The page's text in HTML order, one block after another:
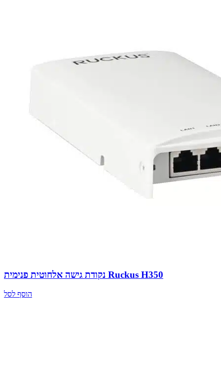
נקודת גישה אלחוטית פנימית Ruckus H350
הוסף לסל